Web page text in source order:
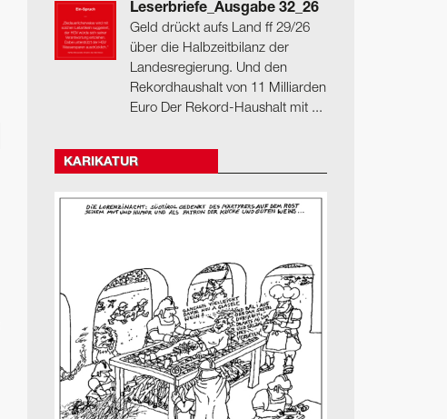
Leserbriefe_Ausgabe 32_26
Geld drückt aufs Land ff 29/26
über die Halbzeitbilanz der
Landesregierung. Und den
Rekordhaushalt von 11 Milliarden
Euro Der Rekord-Haushalt mit ...
KARIKATUR